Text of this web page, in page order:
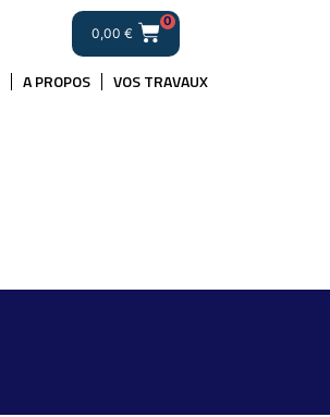
0,00 €
0
A PROPOS VOS TRAVAUX